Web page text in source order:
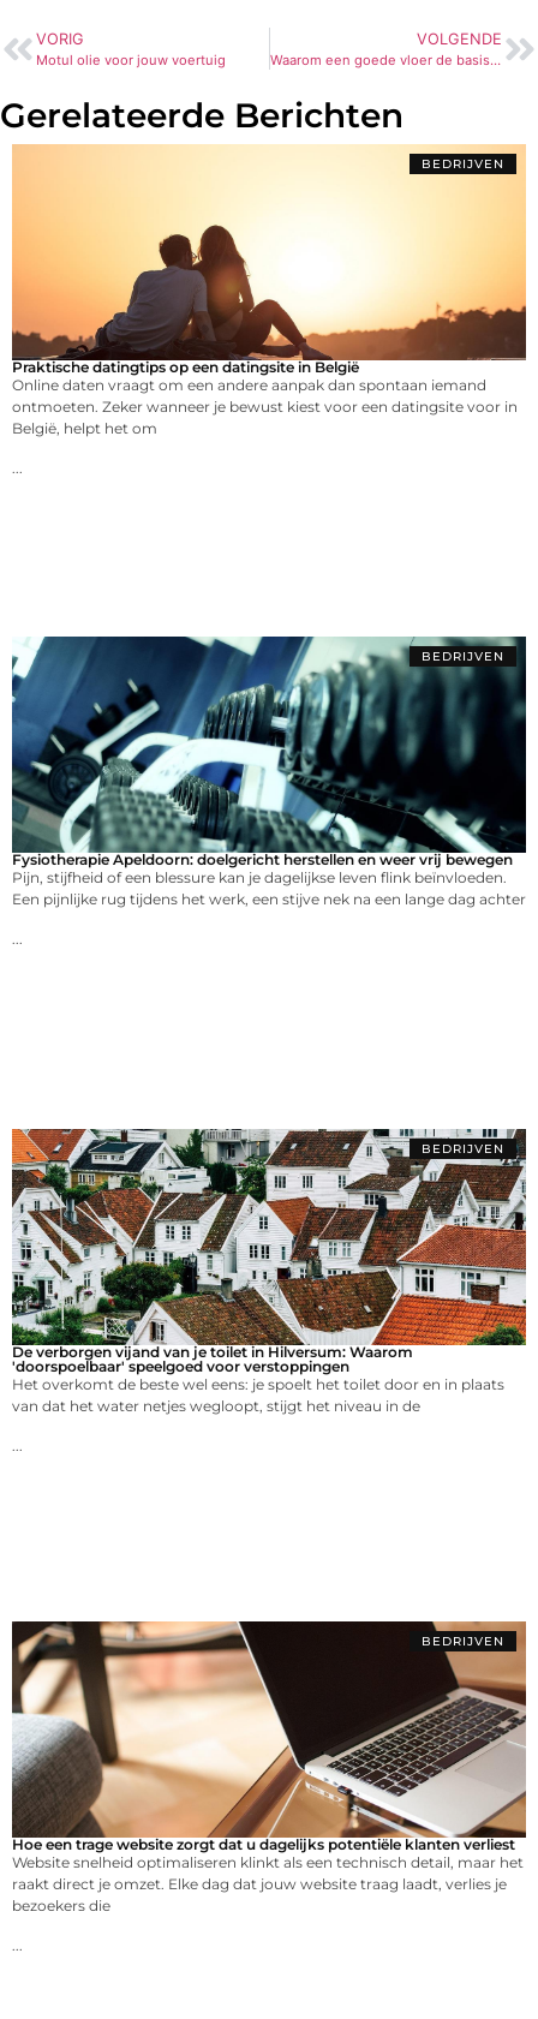
VORIG
Motul olie voor jouw voertuig
VOLGENDE
Waarom een goede vloer de basis is van je interieur
Gerelateerde Berichten
BEDRIJVEN
Praktische datingtips op een datingsite in België
Online daten vraagt om een andere aanpak dan spontaan iemand
ontmoeten. Zeker wanneer je bewust kiest voor een datingsite voor in
België, helpt het om
BEDRIJVEN
Fysiotherapie Apeldoorn: doelgericht herstellen en weer vrij bewegen
Pijn, stijfheid of een blessure kan je dagelijkse leven flink beïnvloeden.
Een pijnlijke rug tijdens het werk, een stijve nek na een lange dag achter
BEDRIJVEN
De verborgen vijand van je toilet in Hilversum: Waarom
'doorspoelbaar' speelgoed voor verstoppingen
Het overkomt de beste wel eens: je spoelt het toilet door en in plaats
van dat het water netjes wegloopt, stijgt het niveau in de
BEDRIJVEN
Hoe een trage website zorgt dat u dagelijks potentiële klanten verliest
Website snelheid optimaliseren klinkt als een technisch detail, maar het
raakt direct je omzet. Elke dag dat jouw website traag laadt, verlies je
bezoekers die